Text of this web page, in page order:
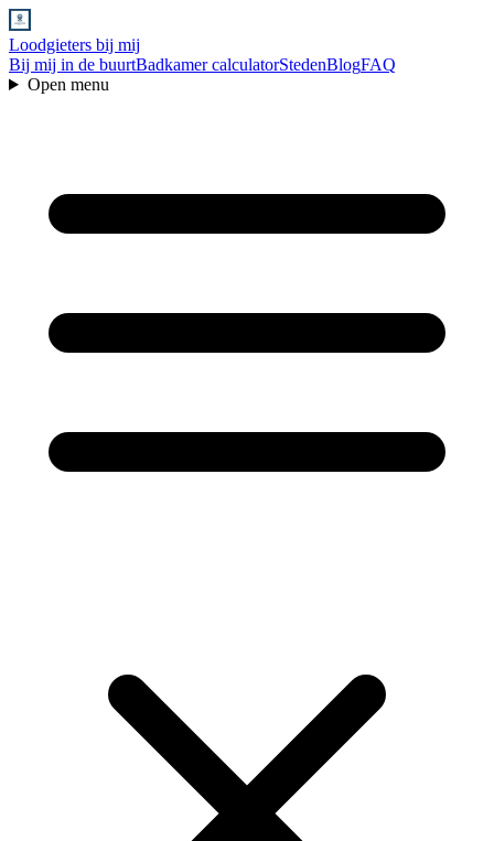
Loodgieters bij mij
Bij mij in de buurtBadkamer calculatorStedenBlogFAQ
Open menu